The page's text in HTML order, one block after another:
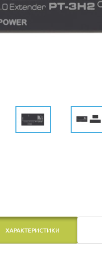
ХАРАКТЕРИСТИКИ